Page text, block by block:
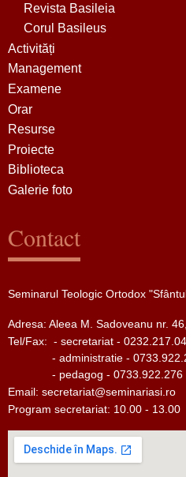
Revista Basileia
Corul Basileus
Activități
Management
Examene
Orar
Resurse
Proiecte
Biblioteca
Galerie foto
Contact
Seminarul Teologic Ortodox
Adresa: Aleea M. Sadoveanu nr.
Tel/Fax: - secretariat -
- administratie -
- pedagog - 0733.922.276
Email: secretariat@seminariasi.ro
Program secretariat: 10.00 - 13.00